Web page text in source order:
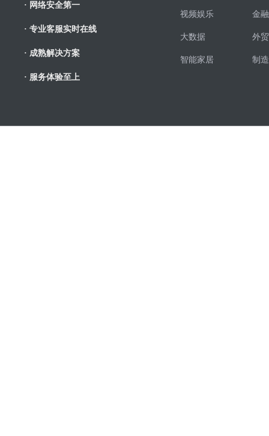
· 网络安全第一
· 专业客服实时在线
· 成熟解决方案
· 服务体验至上
视频娱乐 金
大数据 外
智能家居 制